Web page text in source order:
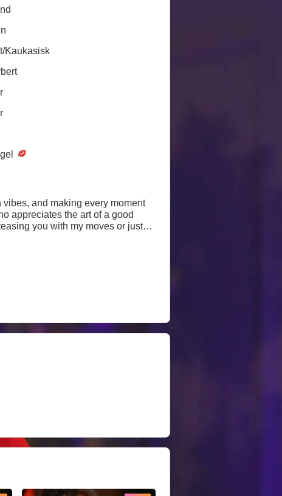
Kaukasisk
vibes, and making every moment
appreciates the art of a good
you with my moves or just